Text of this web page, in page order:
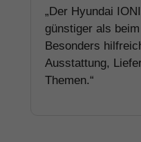
„Der Hyundai
günstiger als
Besonders
Ausstattung,
Themen.“